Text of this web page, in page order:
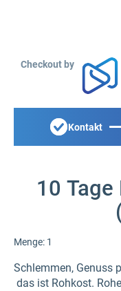
Checkout by
Kontakt
10
Menge: 1
Schlemmen, Genuss
das ist Rohkost.